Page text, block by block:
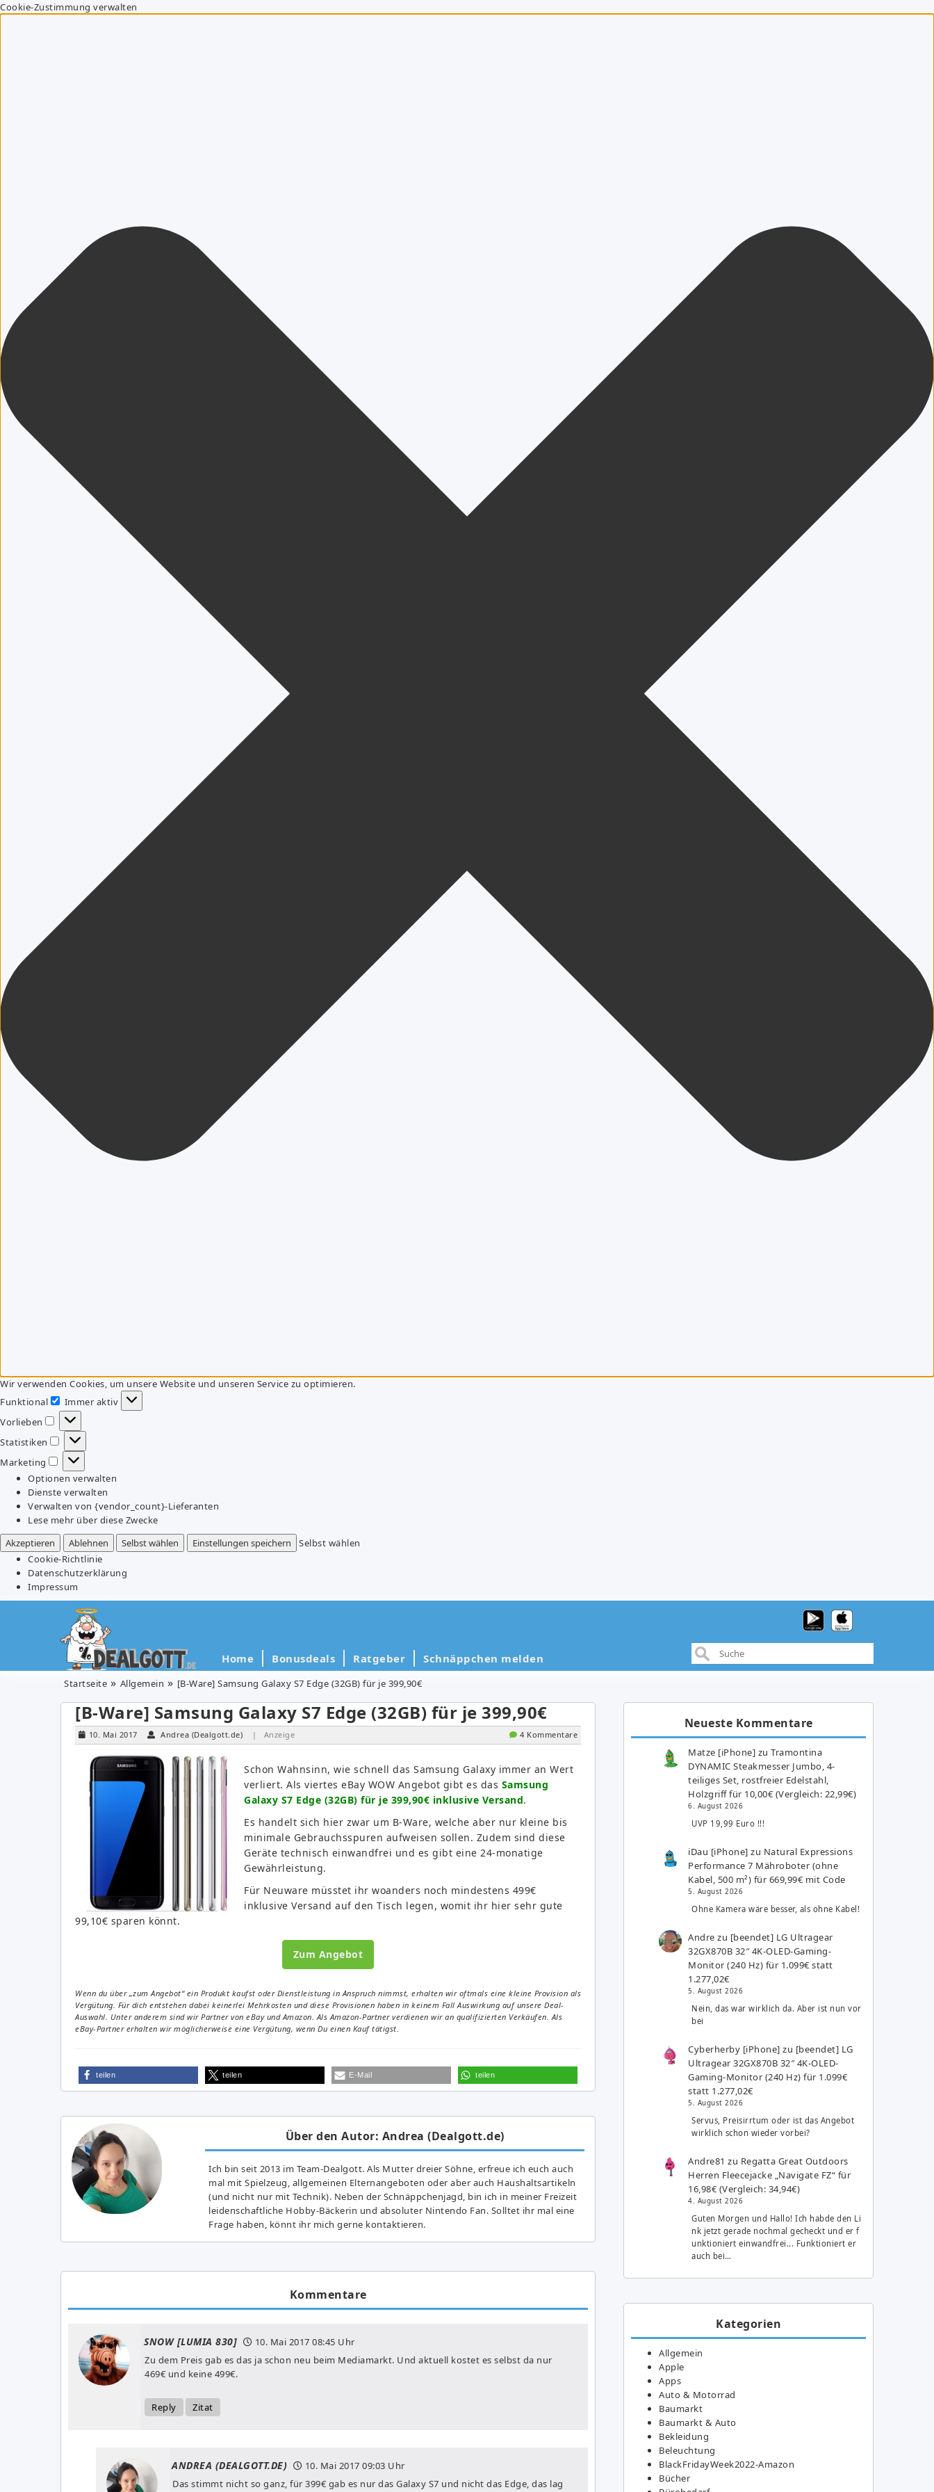
Cookie-Zustimmung verwalten
Wir verwenden Cookies, um unsere Website und unseren Service zu optimieren.
Funktional
Funktional
Immer aktiv
Vorlieben
Vorlieben
Statistiken
Statistiken
Marketing
Marketing
Optionen verwalten
Dienste verwalten
Verwalten von {vendor_count}-Lieferanten
Lese mehr über diese Zwecke
Akzeptieren
Ablehnen Selbst wählen Einstellungen speichern
Selbst wählen
Cookie-Richtlinie
Datenschutzerklärung
Impressum
Home Bonusdeals Ratgeber Schnäppchen melden
Startseite Allgemein [B-Ware] Samsung Galaxy S7 Edge (32GB) für je 399,90€
[B-Ware] Samsung Galaxy S7 Edge (32GB) für je 399,90€
10. Mai 2017 Andrea (Dealgott.de) | Anzeige 4 Kommentare
Schon Wahnsinn, wie schnell das Samsung Galaxy immer an Wert
verliert. Als viertes eBay WOW Angebot gibt es das Samsung
Galaxy S7 Edge (32GB) für je 399,90€ inklusive Versand.
Es handelt sich hier zwar um B-Ware, welche aber nur kleine bis
minimale Gebrauchsspuren aufweisen sollen. Zudem sind diese
Geräte technisch einwandfrei und es gibt eine 24-monatige
Gewährleistung.
Für Neuware müsstet ihr woanders noch mindestens 499€
inklusive Versand auf den Tisch legen, womit ihr hier sehr gute
99,10€ sparen könnt.
Zum Angebot
Wenn du über „zum Angebot“ ein Produkt kaufst oder Dienstleistung in Anspruch nimmst, erhalten wir oftmals eine kleine Provision als
Vergütung. Für dich entstehen dabei keinerlei Mehrkosten und diese Provisionen haben in keinem Fall Auswirkung auf unsere Deal-
Auswahl. Unter anderem sind wir Partner von eBay und Amazon. Als Amazon-Partner verdienen wir an qualifizierten Verkäufen. Als
eBay-Partner erhalten wir möglicherweise eine Vergütung, wenn Du einen Kauf tätigst.
teilen teilen E-Mail teilen
Über den Autor: Andrea (Dealgott.de)
Ich bin seit 2013 im Team-Dealgott. Als Mutter dreier Söhne, erfreue ich euch auch
mal mit Spielzeug, allgemeinen Elternangeboten oder aber auch Haushaltsartikeln
(und nicht nur mit Technik). Neben der Schnäppchenjagd, bin ich in meiner Freizeit
leidenschaftliche Hobby-Bäckerin und absoluter Nintendo Fan. Solltet ihr mal eine
Frage haben, könnt ihr mich gerne kontaktieren.
Kommentare
SNOW [LUMIA 830] 10. Mai 2017 08:45 Uhr
Zu dem Preis gab es das ja schon neu beim Mediamarkt. Und aktuell kostet es selbst da nur
469€ und keine 499€.
Reply Zitat
ANDREA (DEALGOTT.DE) 10. Mai 2017 09:03 Uhr
Das stimmt nicht so ganz, für 399€ gab es nur das Galaxy S7 und nicht das Edge, das lag
Neueste Kommentare
Matze [iPhone] zuTramontina
DYNAMIC Steakmesser Jumbo, 4-
teiliges Set, rostfreier Edelstahl,
Holzgriff für 10,00€ (Vergleich: 22,99€)
6. August 2026
UVP 19,99 Euro !!!
iDau [iPhone] zu Natural Expressions
Performance 7 Mähroboter (ohne
Kabel, 500 m²) für 669,99€ mit Code
5. August 2026
Ohne Kamera wäre besser, als ohne Kabel!
Andre zu [beendet] LG Ultragear
32GX870B 32″ 4K-OLED-Gaming-
Monitor (240 Hz) für 1.099€ statt
1.277,02€
5. August 2026
Nein, das war wirklich da. Aber ist nun vor
bei
Cyberherby [iPhone] zu [beendet] LG
Ultragear 32GX870B 32″ 4K-OLED-
Gaming-Monitor (240 Hz) für 1.099€
statt 1.277,02€
5. August 2026
Servus, Preisirrtum oder ist das Angebot
wirklich schon wieder vorbei?
Andre81 zu Regatta Great Outdoors
Herren Fleecejacke „Navigate FZ“ für
16,98€ (Vergleich: 34,94€)
4. August 2026
Guten Morgen und Hallo! Ich habde den Li
nk jetzt gerade nochmal gecheckt und er f
unktioniert einwandfrei... Funktioniert er
auch bei…
Kategorien
Allgemein
Apple
Apps
Auto & Motorrad
Baumarkt
Baumarkt & Auto
Bekleidung
Beleuchtung
BlackFridayWeek2022-Amazon
Bücher